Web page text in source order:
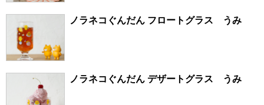
ノラネコぐんだん フロートグラス うみ
ノラネコぐんだん デザートグラス うみ